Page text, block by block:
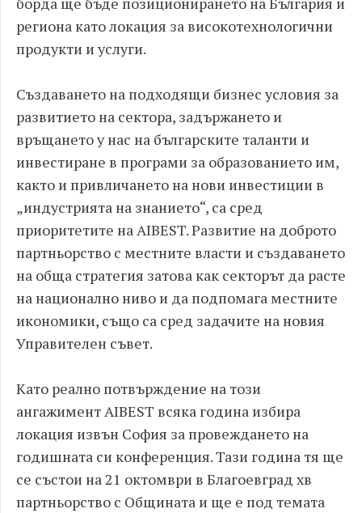
региона като локация за високотехнологични
продукти и услуги.
Създаването на подходящи бизнес условия за
развитието на сектора, задържането и
връщането у нас на българските таланти и
инвестиране в програми за образованието им,
както и привличането на нови инвестиции в
„индустрията на знанието“, са сред
приоритетите на AIBEST. Развитие на доброто
партньорство с местните власти и създаването
на обща стратегия затова как секторът да расте
на национално ниво и да подпомага местните
икономики, също са сред задачите на новия
Управителен съвет.
Като реално потвърждение на този
ангажимент AIBEST всяка година избира
локация извън София за провеждането на
годишната си конференция. Тази година тя ще
се състои на 21 октомври в Благоевград хв
партньорство с Общината и ще е под темата